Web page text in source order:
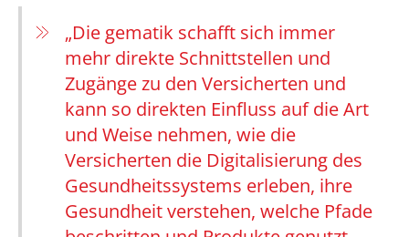
„Die gematik schafft sich immer
mehr direkte Schnittstellen und
Zugänge zu den Versicherten und
kann so direkten Einfluss auf die Art
und Weise nehmen, wie die
Versicherten die Digitalisierung des
Gesundheitssystems erleben, ihre
Gesundheit verstehen, welche Pfade